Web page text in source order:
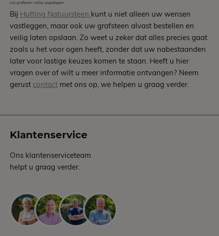
Uw grafsteen veilig opgeslagen
Bij Hutting Natuursteen kunt u niet alleen uw wensen
vastleggen, maar ook uw grafsteen alvast bestellen en
veilig laten opslaan. Zo weet u zeker dat alles precies gaat
zoals u het voor ogen heeft, zonder dat uw nabestaanden
later voor lastige keuzes komen te staan. Heeft u hier
vragen over of wilt u meer informatie ontvangen? Neem
gerust contact met ons op, we helpen u graag verder.
Klantenservice
Ons klantenserviceteam
helpt u graag verder.